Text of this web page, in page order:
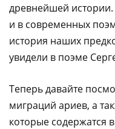
древнейшей
и в современных
история наших
увидели в поэме
Теперь давайте
миграций ариев, а
которые содержатся